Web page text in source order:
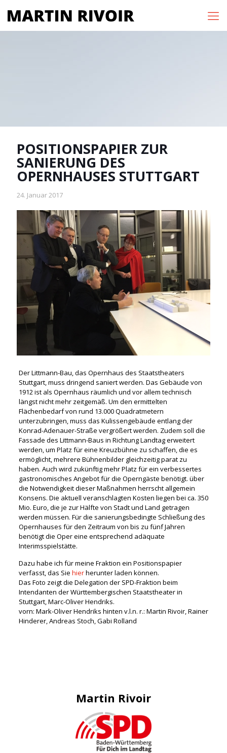
POSITIONSPAPIER ZUR
SANIERUNG DES
OPERNHAUSES STUTTGART
24. Januar 2017
Der Littmann-Bau, das Opernhaus des Staatstheaters
Stuttgart, muss dringend saniert werden. Das Gebäude von
1912 ist als Opernhaus räumlich und vor allem technisch
längst nicht mehr zeitgemäß. Um den ermittelten
Flächenbedarf von rund 13.000 Quadratmetern
unterzubringen, muss das Kulissengebäude entlang der
Konrad-Adenauer-Straße vergrößert werden. Zudem soll die
Fassade des Littmann-Baus in Richtung Landtag erweitert
werden, um Platz für eine Kreuzbühne zu schaffen, die es
ermöglicht, mehrere Bühnenbilder gleichzeitig parat zu
haben. Auch wird zukünftig mehr Platz für ein verbessertes
gastronomisches Angebot für die Operngäste benötigt. über
die Notwendigkeit dieser Maßnahmen herrscht allgemein
Konsens. Die aktuell veranschlagten Kosten liegen bei ca. 350
Mio. Euro, die je zur Hälfte von Stadt und Land getragen
werden müssen. Für die sanierungsbedingte Schließung des
Opernhauses für den Zeitraum von bis zu fünf Jahren
benötigt die Oper eine entsprechend adäquate
Interimsspielstätte.
Dazu habe ich für meine Fraktion ein Positionspapier
verfasst, das Sie hierherunter laden können.
Das Foto zeigt die Delegation der SPD-Fraktion beim
Intendanten der Württembergischen Staatstheater in
Stuttgart, Marc-Oliver Hendriks.
vorn: Mark-Oliver Hendriks hinten v.l.n. r.: Martin Rivoir, Rainer
Hinderer, Andreas Stoch, Gabi Rolland
Martin Rivoir